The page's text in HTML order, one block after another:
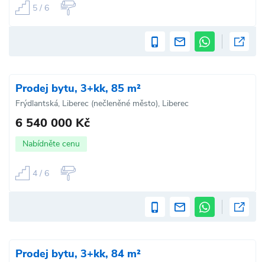
5 / 6
Prodej bytu, 3+kk, 85 m²
Frýdlantská, Liberec (nečleněné město), Liberec
6 540 000 Kč
Nabídněte cenu
4 / 6
Prodej bytu, 3+kk, 84 m²